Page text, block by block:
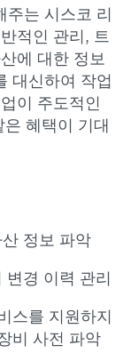
는 시스코 리
적인 관리, 트
에 대한 정보
대신하여 작업
이 주도적인
혜택이 기대
정보 파악
경 이력 관리
스를 지원하지
비 사전 파악